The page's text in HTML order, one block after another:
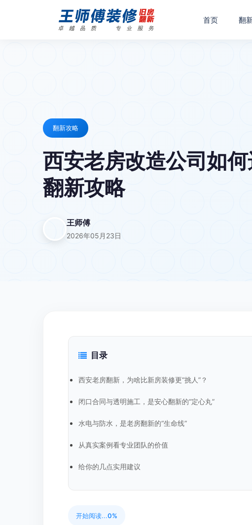
首页 翻
翻新攻略
西安老房改造公司如
翻新攻略
王师傅
2026年05月23日
目录
西安老房翻新，为啥比新房装修更“挑人”？
闭口合同与透明施工，是安心翻新的“定心丸”
水电与防水，是老房翻新的“生命线”
从真实案例看专业团队的价值
给你的几点实用建议
开始阅读...0%